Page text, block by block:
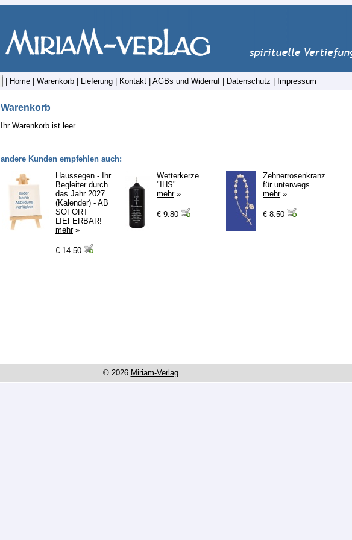
Home Warenkorb Lieferung Kontakt AGBs und Widerruf Datenschutz Impressum
Warenkorb
Ihr Warenkorb ist leer.
andere Kunden empfehlen auch:
Haussegen - Ihr
Begleiter durch
das Jahr 2027
(Kalender) - AB
SOFORT
LIEFERBAR!
mehr»
€ 14.50
Wetterkerze
"IHS"
mehr»
€ 9.80
Zehnerrosenkranz
für unterwegs
mehr»
€ 8.50
© 2026 Miriam-Verlag